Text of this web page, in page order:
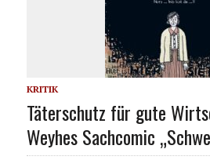
KRITIK
Täterschutz für gute
Weyhes Sachcomic